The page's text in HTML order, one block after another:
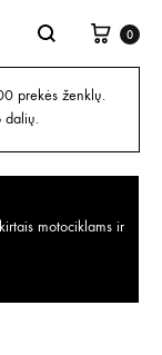
0
prekės ženklų.
dalių.
motociklams ir